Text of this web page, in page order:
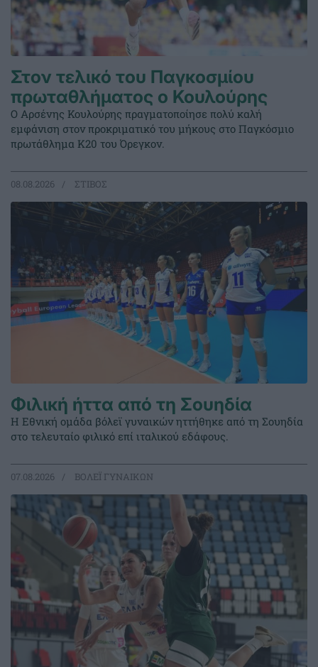
Στον τελικό του Παγκοσμίου
πρωταθλήματος ο Κουλούρης
Ο Αρσένης Κουλούρης πραγματοποίησε πολύ καλή
εμφάνιση στον προκριματικό του μήκους στο Παγκόσμιο
πρωτάθλημα Κ20 του Όρεγκον.
08.08.2026 ΣΤΙΒΟΣ
Φιλική ήττα από τη Σουηδία
Η Εθνική ομάδα βόλεϊ γυναικών ηττήθηκε από τη Σουηδία
στο τελευταίο φιλικό επί ιταλικού εδάφους.
07.08.2026 ΒΟΛΕΪ ΓΥΝΑΙΚΩΝ